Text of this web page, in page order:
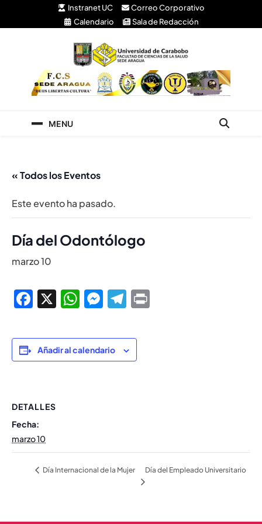
Instranet UC
Correo Corporativo
Calendario
Sala de Redacción
Facultad de Ciencias
Universidad de Carabobo Núcleo Aragua
MENU
« Todos los Eventos
Este evento ha pasado.
Día del Odontólogo
marzo 10
Facebook
X WhatsApp
Messenger
Telegram
Añadir al calendario
DETALLES
Fecha:
marzo 10
Día Internacional de la Mujer Día del Empleado Universitario